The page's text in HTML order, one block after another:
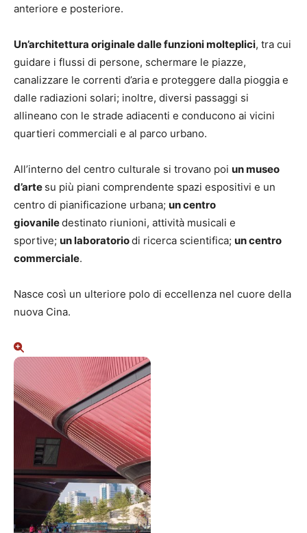
anteriore e posteriore.
Un’architettura originale dalle funzioni molteplici, tra cui
guidare i flussi di persone, schermare le piazze,
canalizzare le correnti d’aria e proteggere dalla pioggia e
dalle radiazioni solari; inoltre, diversi passaggi si
allineano con le strade adiacenti e conducono ai vicini
quartieri commerciali e al parco urbano.
All’interno del centro culturale si trovano poi un museo
d’arte su più piani comprendente spazi espositivi e un
centro di pianificazione urbana; un centro
giovaniledestinato riunioni, attività musicali e
sportive; un laboratoriodi ricerca scientifica; un centro
commerciale.
Nasce così un ulteriore polo di eccellenza nel cuore della
nuova Cina.